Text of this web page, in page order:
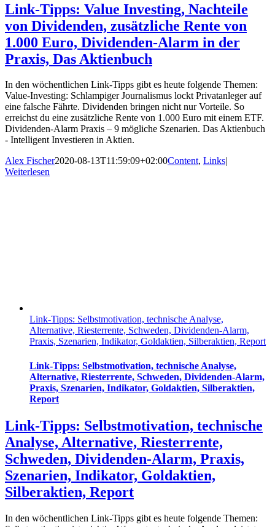
Link-Tipps: Value Investing, Nachteile
von Dividenden, zusätzliche Rente von
1.000 Euro, Dividenden-Alarm in der
Praxis, Das Aktienbuch
In den wöchentlichen Link-Tipps gibt es heute folgende Themen:
Value-Investing: Schlampiger Journalismus lockt Privatanleger auf
eine falsche Fährte. Dividenden bringen nicht nur Vorteile. So
erreichst du eine zusätzliche Rente von 1.000 Euro mit einem ETF.
Dividenden-Alarm Praxis – 9 mögliche Szenarien. Das Aktienbuch
- Intelligent Investieren in Aktien.
Alex Fischer2020-08-13T11:59:09+02:00Content, Links
Weiterlesen
Link-Tipps: Selbstmotivation, technische Analyse,
Alternative, Riesterrente, Schweden, Dividenden-Alarm,
Praxis, Szenarien, Indikator, Goldaktien, Silberaktien, Report
Link-Tipps: Selbstmotivation, technische Analyse,
Alternative, Riesterrente, Schweden, Dividenden-Alarm,
Praxis, Szenarien, Indikator, Goldaktien, Silberaktien,
Report
Link-Tipps: Selbstmotivation, technische
Analyse, Alternative, Riesterrente,
Schweden, Dividenden-Alarm, Praxis,
Szenarien, Indikator, Goldaktien,
Silberaktien, Report
In den wöchentlichen Link-Tipps gibt es heute folgende Themen: